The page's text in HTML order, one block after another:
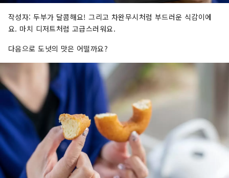
작성자: 두부가 달콤해요! 그리고 차완무시처럼 부드러운 식감이에
요. 마치 디저트처럼 고급스러워요.
다음으로 도넛의 맛은 어떨까요?